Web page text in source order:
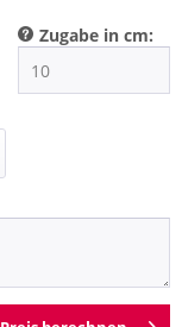
Zugabe in cm: